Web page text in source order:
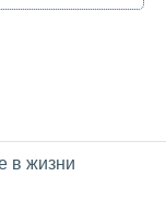
в жизни